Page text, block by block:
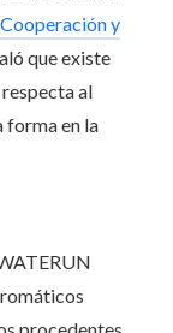
y
que existe
respecta al
forma en la